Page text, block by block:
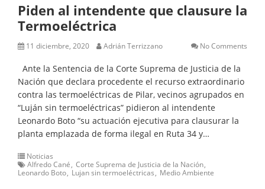
Piden al intendente que clausure la
Termoeléctrica
11 diciembre, 2020 Adrián Terrizzano No Comments
Ante la Sentencia de la Corte Suprema de Justicia de la
Nación que declara procedente el recurso extraordinario
contra las termoeléctricas de Pilar, vecinos agrupados en
“Luján sin termoeléctricas” pidieron al intendente
Leonardo Boto “su actuación ejecutiva para clausurar la
planta emplazada de forma ilegal en Ruta 34 y…
Noticias
Alfredo Cané Corte Suprema de Justicia de la Nación
Leonardo Boto Lujan sin termoeléctricas Medio Ambiente